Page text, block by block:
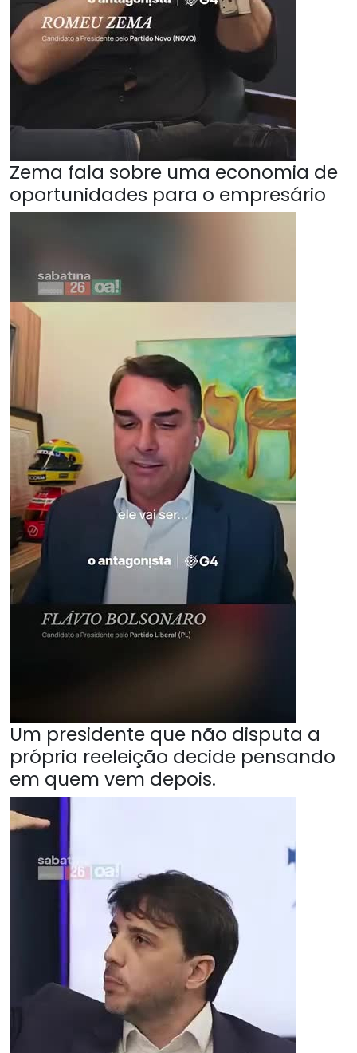
Zema fala sobre uma economia de
oportunidades para o empresário
Um presidente que não disputa a
própria reeleição decide pensando
em quem vem depois.